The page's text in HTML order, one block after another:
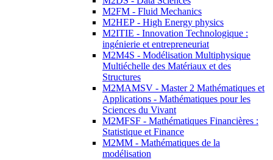
M2FM - Fluid Mechanics
M2HEP - High Energy physics
M2ITIE - Innovation Technologique :
ingénierie et entrepreneuriat
M2M4S - Modélisation Multiphysique
Multiéchelle des Matériaux et des
Structures
M2MAMSV - Master 2 Mathématiques et
Applications - Mathématiques pour les
Sciences du Vivant
M2MFSF - Mathématiques Financières :
Statistique et Finance
M2MM - Mathématiques de la
modélisation